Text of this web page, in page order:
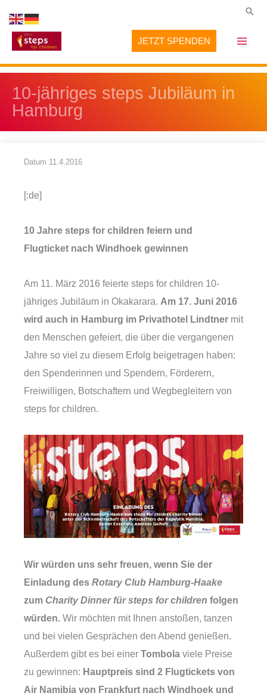
Inhalt
springen
JETZT SPENDEN
10-jähriges steps Jubiläum in
Hamburg
Datum 11.4.2016
[:de]
10 Jahre steps for children feiern und
Flugticket nach Windhoek gewinnen
Am 11. März 2016 feierte steps for children 10-
jähriges Jubiläum in Okakarara. Am 17. Juni 2016
wird auch in Hamburg im Privathotel Lindtner mit
den Menschen gefeiert, die über die vergangenen
Jahre so viel zu diesem Erfolg beigetragen haben:
den Spenderinnen und Spendern, Förderern,
Freiwilligen, Botschaftern und Wegbegleitern von
steps for children.
Wir würden uns sehr freuen, wenn Sie der
Einladung des Rotary Club Hamburg-Haake
zum Charity Dinner für steps for children folgen
würden. Wir möchten mit Ihnen anstoßen, tanzen
und bei vielen Gesprächen den Abend genießen.
Außerdem gibt es bei einer Tombola viele Preise
zu gewinnen: Hauptpreis sind 2 Flugtickets von
Air Namibia von Frankfurt nach Windhoek und